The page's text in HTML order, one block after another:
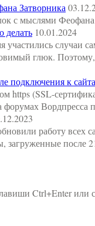
Затворника
с мыслями
делать 10.01.2024
участились случаи
глюк.
подключения к
(SSL-
форумах
работу
загруженные после
Ctrl+Enter или